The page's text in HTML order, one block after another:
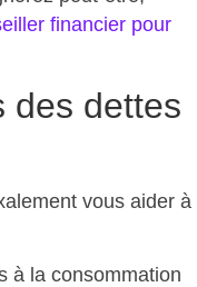
financier pour
des dettes
vous aider à
à la consommation